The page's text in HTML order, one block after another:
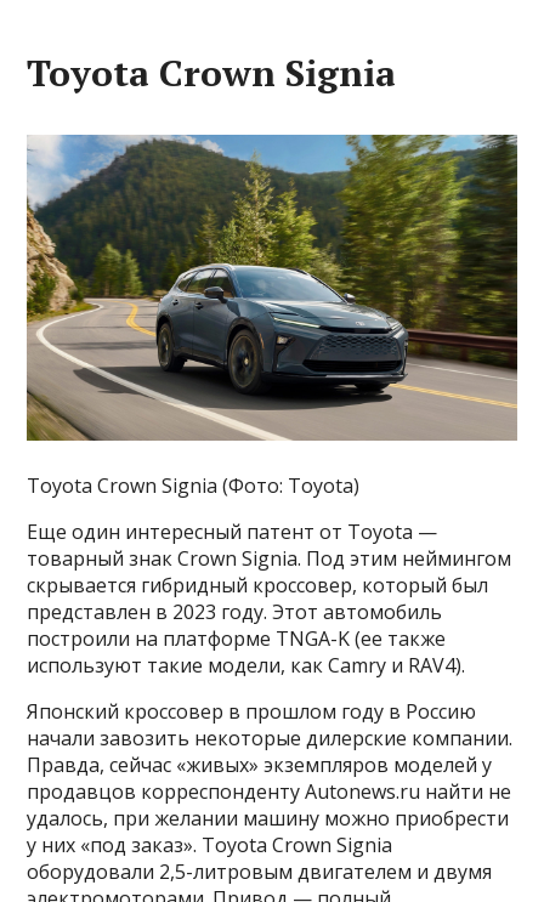
Toyota Crown Signia
Toyota Crown Signia (Фото: Toyota)
Еще один интересный патент от Toyota —
товарный знак Crown Signia. Под этим неймингом
скрывается гибридный кроссовер, который был
представлен в 2023 году. Этот автомобиль
построили на платформе TNGA-K (ее также
используют такие модели, как Camry и RAV4).
Японский кроссовер в прошлом году в Россию
начали завозить некоторые дилерские компании.
Правда, сейчас «живых» экземпляров моделей у
продавцов корреспонденту Autonews.ru найти не
удалось, при желании машину можно приобрести
у них «под заказ». Toyota Crown Signia
оборудовали 2,5-литровым двигателем и двумя